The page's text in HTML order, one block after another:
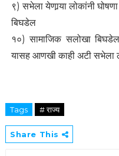
९) सभेला येणार्‍या लोकांनी
बिघडेल
१०) सामाजिक सलोखा
यासह आणखी काही अटी सभेला
Tags # राज्य
Share This